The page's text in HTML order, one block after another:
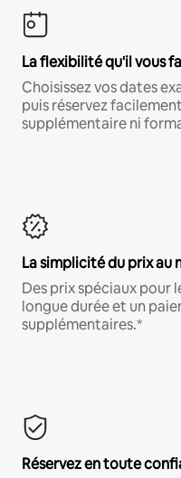
La flexibilité qu'il vous
Choisissez vos dates
puis réservez
supplémentaire ni
La simplicité du prix au
Des prix spéciaux pour
longue durée et un
supplémentaires.*
Réservez en toute